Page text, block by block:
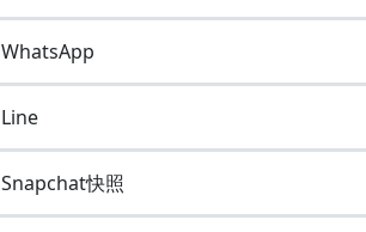
WhatsApp
Line
Snapchat快照